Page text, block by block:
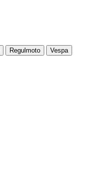
Regulmoto
Vespa